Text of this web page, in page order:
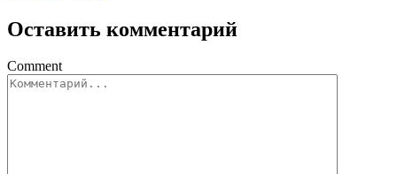
Оставить комментарий
Comment